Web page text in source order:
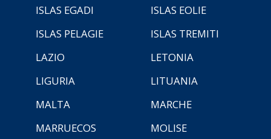
ISLAS EGADI
ISLAS EOLIE
ISLAS PELAGIE
ISLAS TREMITI
LAZIO
LETONIA
LIGURIA
LITUANIA
MALTA
MARCHE
MARRUECOS
MOLISE